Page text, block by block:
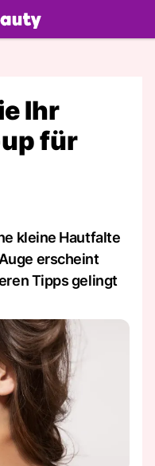
Ihr
für
kleine Hautfalte
erscheint
Tipps gelingt